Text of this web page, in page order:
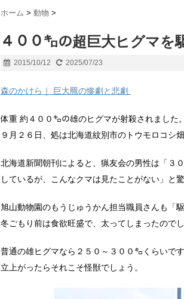
ホーム > 動物 >
４００㌔の超巨大ヒグマを
2015/10/12 2025/07/23
森のかけら｜ 巨大羆の惨劇と悲劇
体重 約４００㌔の雄のヒグマが射殺されました。
９月２６日、処は北海道紋別市のトウモロコシ畑
北海道新聞朝刊によると、猟友会の男性は「３
しているが、こんなクマは見たことがない」と
旭山動物園のもうじゅうかん担当職員さんも「
冬ごもり前は食欲旺盛で、太ってしまったので
普通の雄ヒグマなら２５０～３００㌔くらいで
立上がったらそれこそ怪獣でしょう。